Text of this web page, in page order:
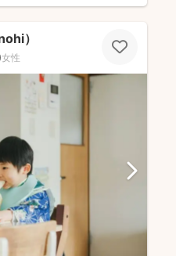
）
女性